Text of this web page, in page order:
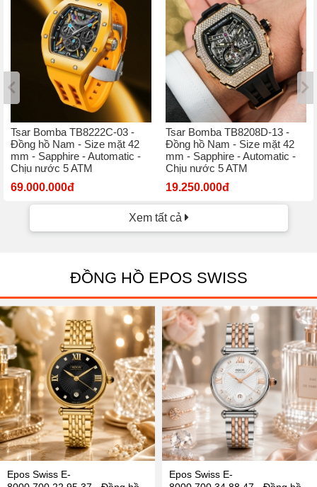
Tsar Bomba TB8222C-03 -
Đồng hồ Nam - Size mặt 42
mm - Sapphire - Automatic -
Chịu nước 5 ATM
69.000.000đ
Tsar Bomba TB8208D-13 -
Đồng hồ Nam - Size mặt 42
mm - Sapphire - Automatic -
Chịu nước 5 ATM
19.250.000đ
Xem tất cả
ĐỒNG HỒ EPOS SWISS
Epos Swiss E-
Epos Swiss E-